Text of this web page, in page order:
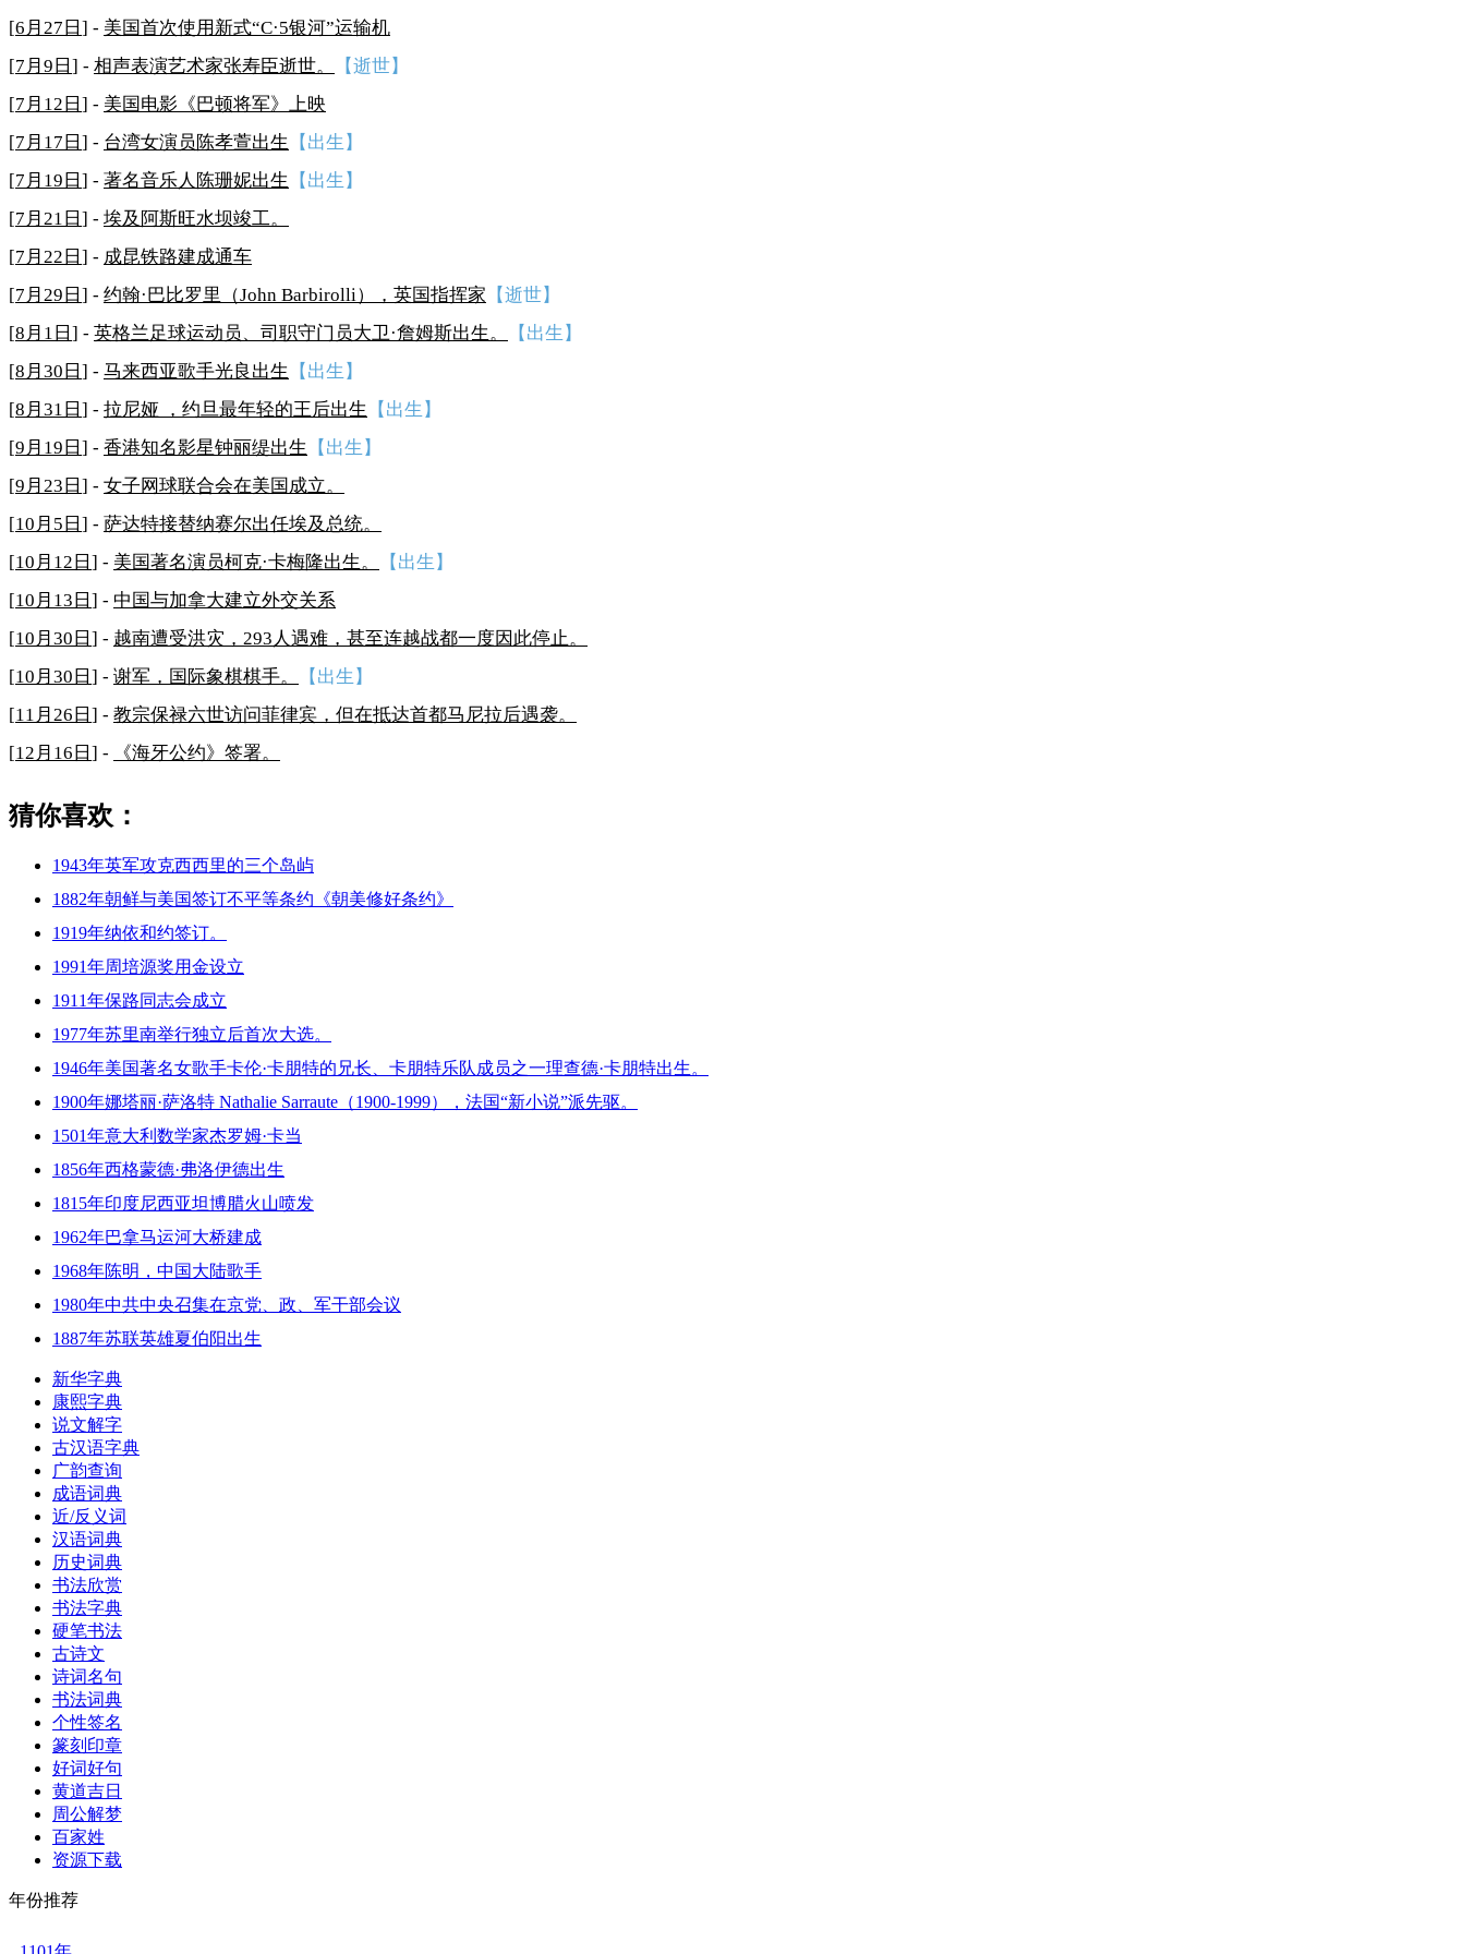
[6月27日 ] - 美国首次使用新式“C·5银河”运输机
[7月9日 ] - 相声表演艺术家张寿臣逝世。
【逝世】
[7月12日 ] - 美国电影《巴顿将军》上映
[7月17日 ] - 台湾女演员陈孝萱出生
【出生】
[7月19日 ] - 著名音乐人陈珊妮出生
【出生】
[7月21日 ] - 埃及阿斯旺水坝竣工。
[7月22日 ] - 成昆铁路建成通车
[7月29日 ] - 约翰·巴比罗里（John Barbirolli），英国指挥家 【逝世】
[8月1日 ] - 英格兰足球运动员、司职守门员大卫·詹姆斯出生。
【出生】
[8月30日 ] - 马来西亚歌手光良出生
【出生】
[8月31日 ] - 拉尼娅 ，约旦最年轻的王后出生
【出生】
[9月19日 ] - 香港知名影星钟丽缇出生
【出生】
[9月23日 ] - 女子网球联合会在美国成立。
[10月5日 ] - 萨达特接替纳赛尔出任埃及总统。
[10月12日 ] - 美国著名演员柯克·卡梅隆出生。
【出生】
[10月13日 ] - 中国与加拿大建立外交关系
[10月30日 ] - 越南遭受洪灾，293人遇难，甚至连越战都一度因此停止。
[10月30日 ] - 谢军，国际象棋棋手。
【出生】
[11月26日 ] - 教宗保禄六世访问菲律宾，但在抵达首都马尼拉后遇袭。
[12月16日 ] - 《海牙公约》签署。
猜你喜欢：
1943年英军攻克西西里的三个岛屿
1882年朝鲜与美国签订不平等条约《朝美修好条约》
1919年纳依和约签订。
1991年周培源奖用金设立
1911年保路同志会成立
1977年苏里南举行独立后首次大选。
1946年美国著名女歌手卡伦·卡朋特的兄长、卡朋特乐队成员之一理查德·卡朋特出生。
1900年娜塔丽·萨洛特 Nathalie Sarraute（1900-1999），法国“新小说”派先驱。
1501年意大利数学家杰罗姆·卡当
1856年西格蒙德·弗洛伊德出生
1815年印度尼西亚坦博腊火山喷发
1962年巴拿马运河大桥建成
1968年陈明，中国大陆歌手
1980年中共中央召集在京党、政、军干部会议
1887年苏联英雄夏伯阳出生
新华字典
康熙字典
说文解字
古汉语字典
广韵查询
成语词典
近/反义词
汉语词典
历史词典
书法欣赏
书法字典
硬笔书法
古诗文
诗词名句
书法词典
个性签名
篆刻印章
好词好句
黄道吉日
周公解梦
百家姓
资源下载
年份推荐